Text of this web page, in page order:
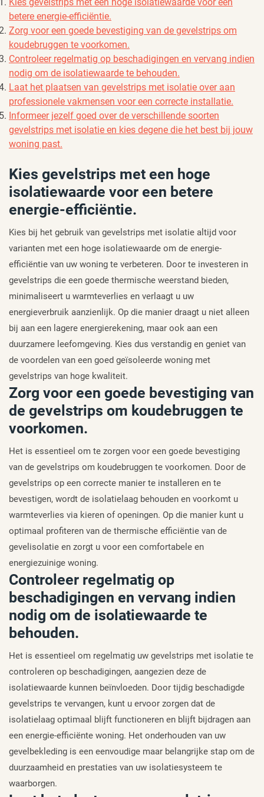
betere energie-efficiëntie.
Zorg voor een goede bevestiging van de gevelstrips om
koudebruggen te voorkomen.
Controleer regelmatig op beschadigingen en vervang indien
nodig om de isolatiewaarde te behouden.
Laat het plaatsen van gevelstrips met isolatie over aan
professionele vakmensen voor een correcte installatie.
Informeer jezelf goed over de verschillende soorten
gevelstrips met isolatie en kies degene die het best bij jouw
woning past.
Kies gevelstrips met een hoge
isolatiewaarde voor een betere
energie-efficiëntie.
Kies bij het gebruik van gevelstrips met isolatie altijd voor
varianten met een hoge isolatiewaarde om de energie-
efficiëntie van uw woning te verbeteren. Door te investeren in
gevelstrips die een goede thermische weerstand bieden,
minimaliseert u warmteverlies en verlaagt u uw
energieverbruik aanzienlijk. Op die manier draagt u niet alleen
bij aan een lagere energierekening, maar ook aan een
duurzamere leefomgeving. Kies dus verstandig en geniet van
de voordelen van een goed geïsoleerde woning met
gevelstrips van hoge kwaliteit.
Zorg voor een goede bevestiging van
de gevelstrips om koudebruggen te
voorkomen.
Het is essentieel om te zorgen voor een goede bevestiging
van de gevelstrips om koudebruggen te voorkomen. Door de
gevelstrips op een correcte manier te installeren en te
bevestigen, wordt de isolatielaag behouden en voorkomt u
warmteverlies via kieren of openingen. Op die manier kunt u
optimaal profiteren van de thermische efficiëntie van de
gevelisolatie en zorgt u voor een comfortabele en
energiezuinige woning.
Controleer regelmatig op
beschadigingen en vervang indien
nodig om de isolatiewaarde te
behouden.
Het is essentieel om regelmatig uw gevelstrips met isolatie te
controleren op beschadigingen, aangezien deze de
isolatiewaarde kunnen beïnvloeden. Door tijdig beschadigde
gevelstrips te vervangen, kunt u ervoor zorgen dat de
isolatielaag optimaal blijft functioneren en blijft bijdragen aan
een energie-efficiënte woning. Het onderhouden van uw
gevelbekleding is een eenvoudige maar belangrijke stap om de
duurzaamheid en prestaties van uw isolatiesysteem te
waarborgen.